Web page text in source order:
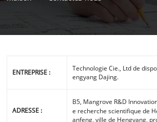
ENTREPRISE :
Technologie Cie., Ltd de
engyang Dajing.
ADRESSE :
B5, Mangrove R&D
e recherche scientifique de
anfeng, ville de Hengyang,